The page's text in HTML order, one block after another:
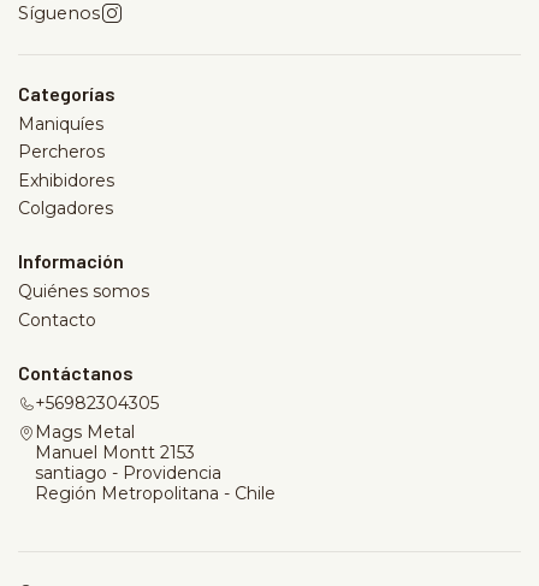
Síguenos
Categorías
Maniquíes
Percheros
Exhibidores
Colgadores
Información
Quiénes somos
Contacto
Contáctanos
+56982304305
Mags Metal
Manuel Montt 2153
santiago - Providencia
Región Metropolitana - Chile